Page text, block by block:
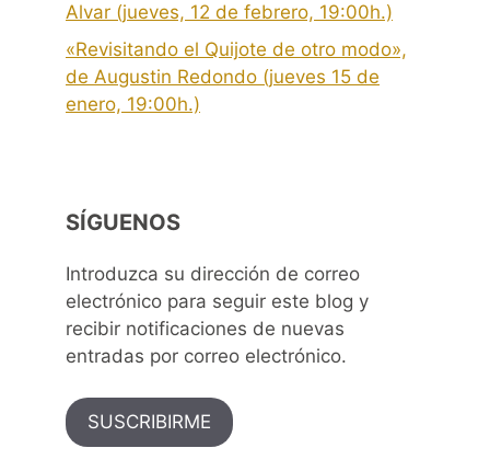
Alvar (jueves, 12 de febrero, 19:00h.)
«Revisitando el Quijote de otro modo»,
de Augustin Redondo (jueves 15 de
enero, 19:00h.)
SÍGUENOS
Introduzca su dirección de correo
electrónico para seguir este blog y
recibir notificaciones de nuevas
entradas por correo electrónico.
SUSCRIBIRME